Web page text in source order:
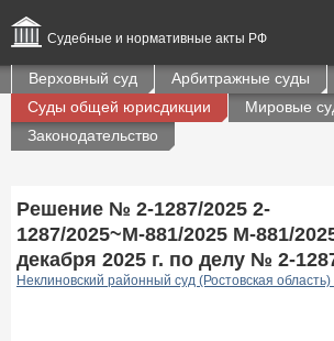
Судебные и нормативные акты РФ
Верховный суд
Арбитражные суды
Суды общей юрисдикции
Мировые
Законодательство
Решение № 2-1287/2025 2-
1287/2025~М-881/2025 М-881/
декабря 2025 г. по делу № 2-
Неклиновский районный суд (Ростовская область)